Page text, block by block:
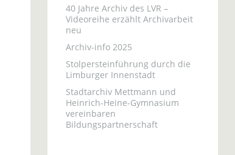
40 Jahre Archiv des LVR –
Videoreihe erzählt Archivarbeit
neu
Archiv-info 2025
Stolpersteinführung durch die
Limburger Innenstadt
Stadtarchiv Mettmann und
Heinrich-Heine-Gymnasium
vereinbaren
Bildungspartnerschaft